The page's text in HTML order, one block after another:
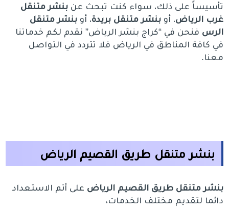
تأسيساً على ذلك، سواء كنت تبحث عنبنشر متنقل
غرب الرياض، أوبنشر متنقل بريدة، أوبنشر متنقل
الرس فنحن في “كراج بنشر الرياض” نقدم لكم خدماتنا
في كافة المناطق في الرياض فلا تتردد في التواصل
معنا.
بنشر متنقل طريق القصيم الرياض
بنشر متنقل طريق القصيم الرياض على أتم الاستعداد
دائما لتقديم مختلف الخدمات،